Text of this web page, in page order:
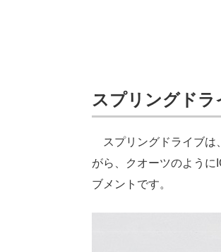
スプリングドラ
スプリングドライブは
がら、クオーツのよう
ブメントです。